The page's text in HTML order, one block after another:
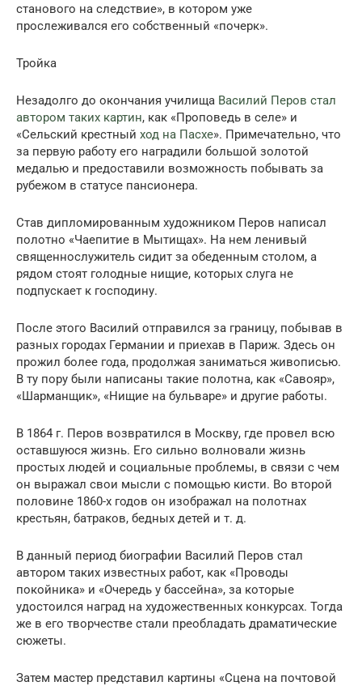
станового на следствие», в котором уже
прослеживался его собственный «почерк».
Тройка
Незадолго до окончания училища Василий Перов стал
автором таких картин, как «Проповедь в селе» и
«Сельский крестный ход на Пасхе». Примечательно, что
за первую работу его наградили большой золотой
медалью и предоставили возможность побывать за
рубежом в статусе пансионера.
Став дипломированным художником Перов написал
полотно «Чаепитие в Мытищах». На нем ленивый
священнослужитель сидит за обеденным столом, а
рядом стоят голодные нищие, которых слуга не
подпускает к господину.
После этого Василий отправился за границу, побывав в
разных городах Германии и приехав в Париж. Здесь он
прожил более года, продолжая заниматься живописью.
В ту пору были написаны такие полотна, как «Савояр»,
«Шарманщик», «Нищие на бульваре» и другие работы.
В 1864 г. Перов возвратился в Москву, где провел всю
оставшуюся жизнь. Его сильно волновали жизнь
простых людей и социальные проблемы, в связи с чем
он выражал свои мысли с помощью кисти. Во второй
половине 1860-х годов он изображал на полотнах
крестьян, батраков, бедных детей и т. д.
В данный период биографии Василий Перов стал
автором таких известных работ, как «Проводы
покойника» и «Очередь у бассейна», за которые
удостоился наград на художественных конкурсах. Тогда
же в его творчестве стали преобладать драматические
сюжеты.
Затем мастер представил картины «Сцена на почтовой